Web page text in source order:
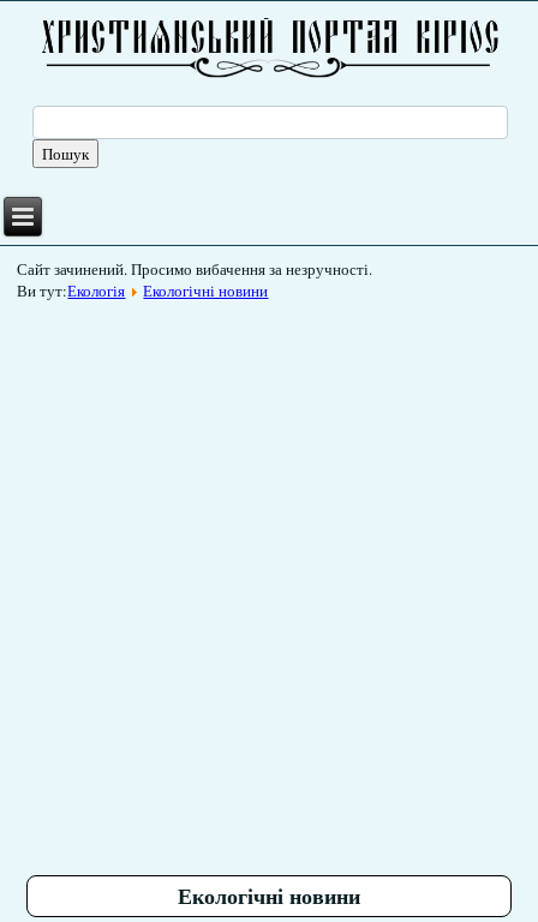
Сайт зачинений. Просимо вибачення за незручності.
Ви тут:Екологія Екологічні новини
Екологічні новини